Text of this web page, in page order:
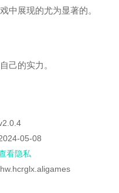
中展现的尤为显著的。
己的实力。
05-08
看隐私